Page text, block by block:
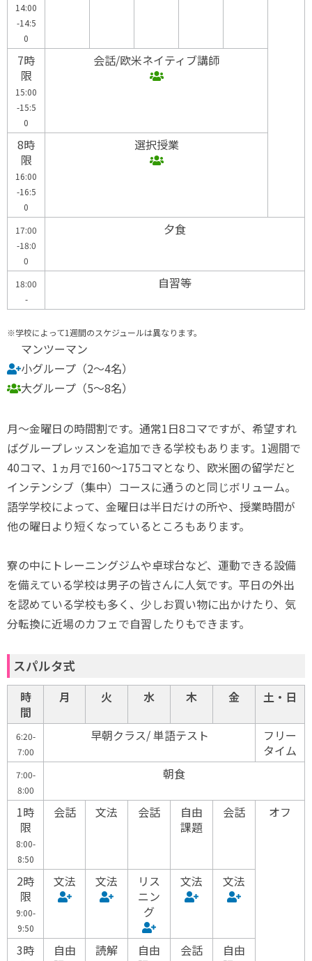
14:00
-14:5
0
7時
限
15:00
-15:5
0
会話/欧米ネイティブ講師
8時
限
16:00
-16:5
0
選択授業
17:00
-18:0
0
夕食
18:00
-
自習等
※学校によって1週間のスケジュールは異なります。
マンツーマン
小グループ（2～4名）
大グループ（5～8名）
月～金曜日の時間割です。通常1日8コマですが、希望すれ
ばグループレッスンを追加できる学校もあります。1週間で
40コマ、1ヵ月で160～175コマとなり、欧米圏の留学だと
インテンシブ（集中）コースに通うのと同じボリューム。
語学学校によって、金曜日は半日だけの所や、授業時間が
他の曜日より短くなっているところもあります。
寮の中にトレーニングジムや卓球台など、運動できる設備
を備えている学校は男子の皆さんに人気です。平日の外出
を認めている学校も多く、少しお買い物に出かけたり、気
分転換に近場のカフェで自習したりもできます。
スパルタ式
時
間
月 火 水 木 金 土・日
6:20-
7:00
早朝クラス/ 単語テスト
フリー
タイム
7:00-
8:00
朝食
1時
限
8:00-
8:50
会話 文法 会話
自由
課題
会話 オフ
2時
限
9:00-
9:50
文法 文法
リス
ニン
グ
文法 文法
3時
自由
読解
自由
会話
自由